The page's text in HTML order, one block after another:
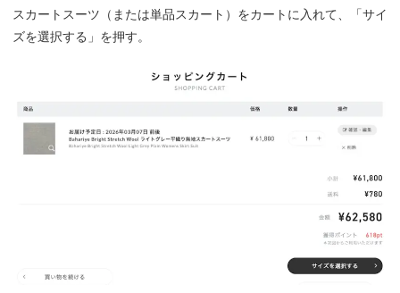
スカートスーツ（または単品スカート）をカートに入れて、「サイ
ズを選択する」を押す。